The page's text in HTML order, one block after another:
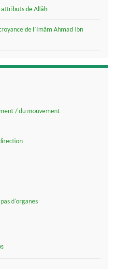
attributs de Allâh
de l’Imâm Ahmad Ibn
/ du mouvement
d'organes